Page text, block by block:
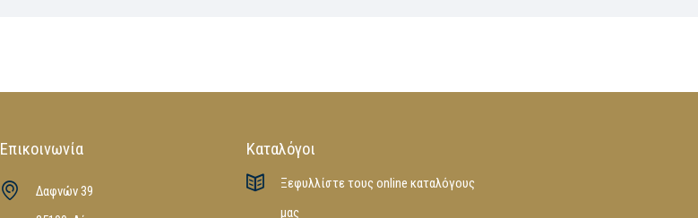
Επικοινωνία
Δαφνών 39
Καταλόγοι
Ξεφυλλίστε τους online καταλόγους
μας